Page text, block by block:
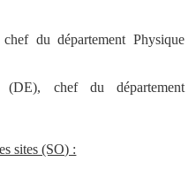
du département Physique
(DE), chef du département
sites (SO) :